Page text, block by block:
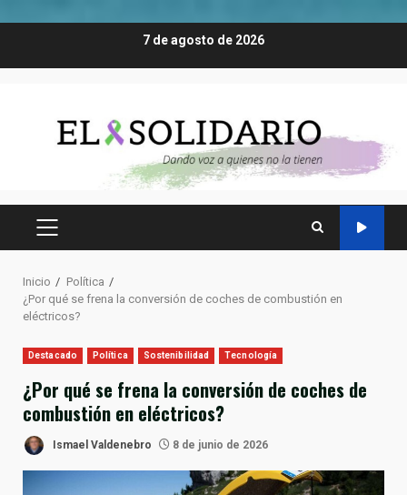
7 de agosto de 2026
MENÚ
Inicio
Política
¿Por qué se frena la conversión de coches de combustión en
eléctricos?
Destacado Política Sostenibilidad Tecnología
¿Por qué se frena la conversión de coches de
combustión en eléctricos?
Ismael Valdenebro 8 de junio de 2026